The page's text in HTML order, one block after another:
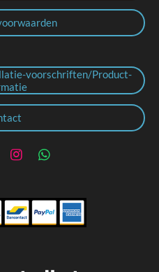
voorschriften/Product-
I
t
a
g
W
t
s
A